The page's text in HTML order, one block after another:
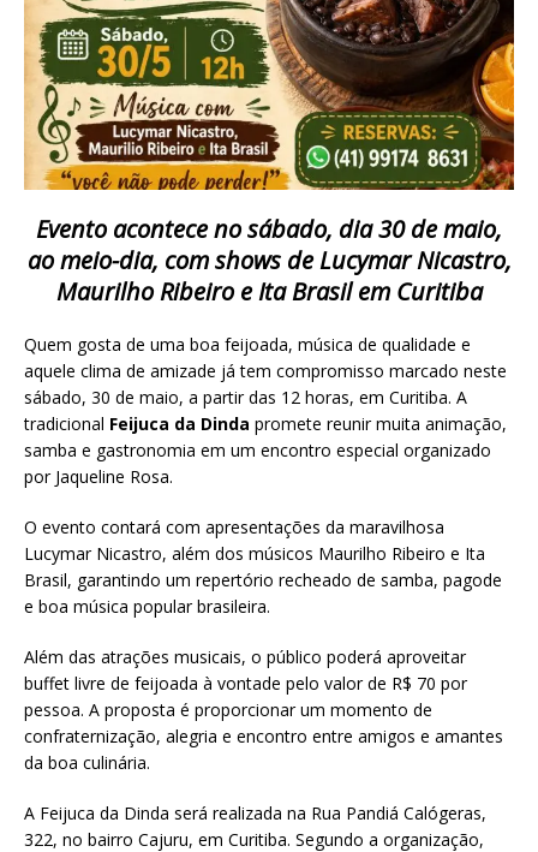
Evento acontece no sábado, dia 30 de maio,
ao meio-dia, com shows de Lucymar Nicastro,
Maurilho Ribeiro e Ita Brasil em Curitiba
Quem gosta de uma boa feijoada, música de qualidade e
aquele clima de amizade já tem compromisso marcado neste
sábado, 30 de maio, a partir das 12 horas, em Curitiba. A
tradicional Feijuca da Dinda promete reunir muita animação,
samba e gastronomia em um encontro especial organizado
por Jaqueline Rosa.
O evento contará com apresentações da maravilhosa
Lucymar Nicastro, além dos músicos Maurilho Ribeiro e Ita
Brasil, garantindo um repertório recheado de samba, pagode
e boa música popular brasileira.
Além das atrações musicais, o público poderá aproveitar
buffet livre de feijoada à vontade pelo valor de R$ 70 por
pessoa. A proposta é proporcionar um momento de
confraternização, alegria e encontro entre amigos e amantes
da boa culinária.
A Feijuca da Dinda será realizada na Rua Pandiá Calógeras,
322, no bairro Cajuru, em Curitiba. Segundo a organização,